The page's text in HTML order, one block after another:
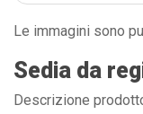
Le immagini sono
Sedia da
Descrizione